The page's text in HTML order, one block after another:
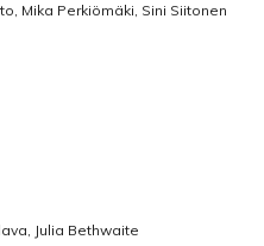
Mika Perkiömäki, Sini Siitonen
Julia Bethwaite